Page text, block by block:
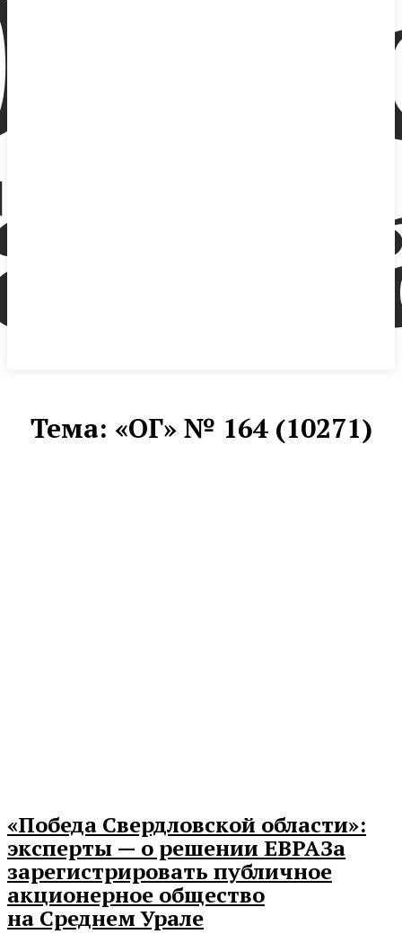
Тема: «ОГ» № 164 (10271)
«Победа Свердловской области»:
эксперты — о решении ЕВРАЗа
зарегистрировать публичное
акционерное общество
на Среднем Урале